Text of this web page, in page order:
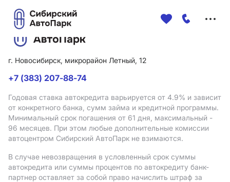
г. Новосибирск, микрорайон Летный, 12
+7 (383) 207-88-74
Годовая ставка автокредита варьируется от 4.9% и зависит
от конкретного банка, сумм займа и кредитной программы.
Минимальный срок погашения от 61 дня, максимальный -
96 месяцев. При этом любые дополнительные комиссии
автоцентром Сибирский АвтоПарк не взимаются.
В случае невозвращения в условленный срок суммы
автокредита или суммы процентов по автокредиту банк-
партнер оставляет за собой право начислить штраф за